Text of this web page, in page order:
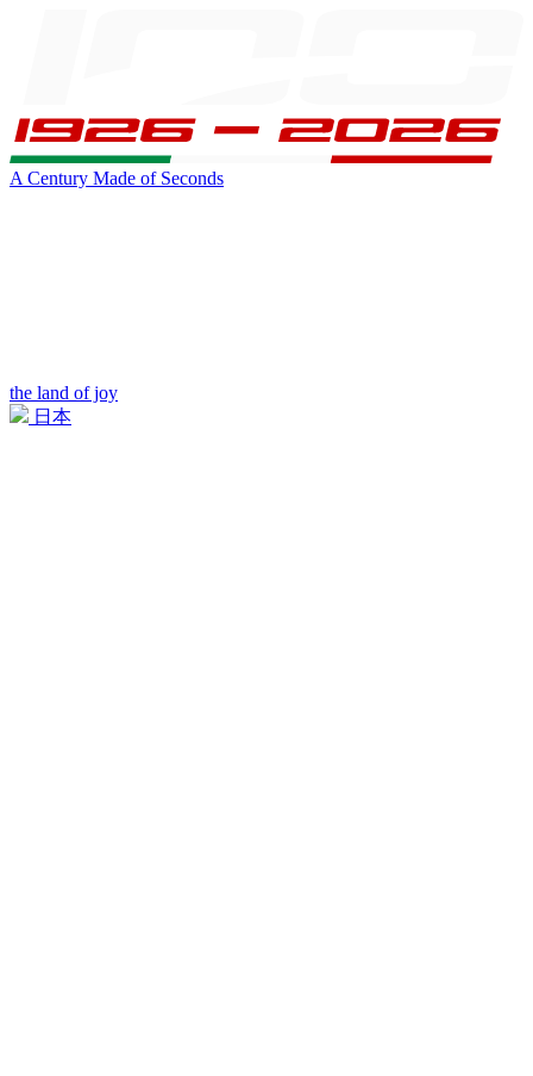
A Century Made of Seconds
the land of joy
日本